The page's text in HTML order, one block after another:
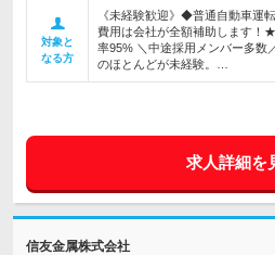
対象と
なる方
《未経験歓迎》◆普通自動車運
費用は会社が全額補助します！
率95% ＼中途採用メンバー多数
のほとんどが未経験。…
求人詳細を
信友金属株式会社